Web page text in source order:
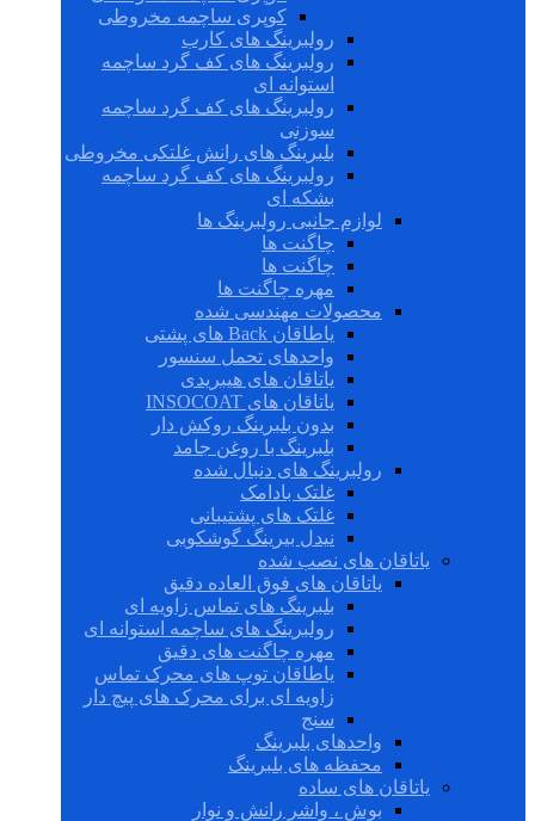
کوپری ساچمه مخروطی
رولبرینگ های کارب
رولبرینگ های کف گرد ساچمه
استوانه ای
رولبرینگ های کف گرد ساچمه
سوزنی
بلبرینگ های رانش غلتکی مخروطی
رولبرینگ های کف گرد ساچمه
بشکه ای
لوازم جانبی رولبرینگ ها
چاگنت ها
چاگنت ها
مهره چاگنت ها
محصولات مهندسی شده
یاطاقان Back های پشتی
واحدهای تحمل سنسور
یاتاقان های هیبریدی
یاتاقان های INSOCOAT
بدون بلبرینگ روکش دار
بلبرینگ با روغن جامد
رولبرینگ های دنبال شده
غلتک بادامک
غلتک های پشتیبانی
نیدل بیرینگ گوشکوبی
یاتاقان های نصب شده
یاتاقان های فوق العاده دقیق
بلبرینگ های تماس زاویه ای
رولبرینگ های ساچمه استوانه ای
مهره چاگنت های دقیق
یاطاقان توپ های محرک تماس
زاویه ای برای محرک های پیچ دار
سنج
واحدهای بلبرینگ
محفظه های بلبرینگ
یاتاقان های ساده
بوش ، واشر رانش و نوار